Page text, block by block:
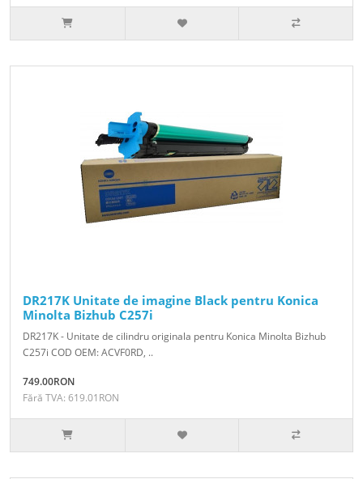
DR217K Unitate de imagine Black pentru Konica
Minolta Bizhub C257i
DR217K - Unitate de cilindru originala pentru Konica Minolta Bizhub
C257i COD OEM: ACVF0RD, ..
749.00RON
Fără TVA: 619.01RON